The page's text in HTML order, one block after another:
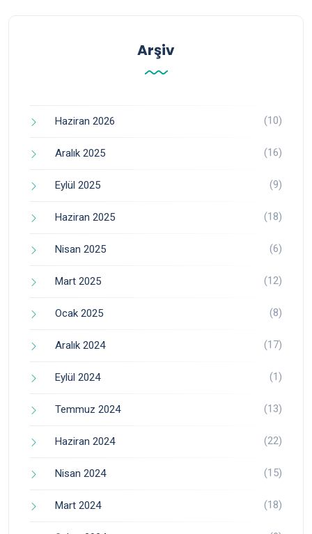
Arşiv
Haziran 2026 (10)
Aralık 2025 (16)
Eylül 2025 (9)
Haziran 2025 (18)
Nisan 2025 (6)
Mart 2025 (12)
Ocak 2025 (8)
Aralık 2024 (17)
Eylül 2024 (1)
Temmuz 2024 (13)
Haziran 2024 (22)
Nisan 2024 (15)
Mart 2024 (18)